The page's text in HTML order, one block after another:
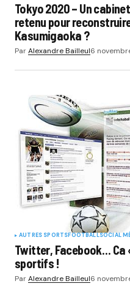
Tokyo 2020 – Un
retenu pour
Kasumigaoka ?
ParAlexandre Bailleul6
AUTRES SPORTSFOOTBALLSOCIAL
Twitter, Facebook… Ca
sportifs !
ParAlexandre Bailleul6